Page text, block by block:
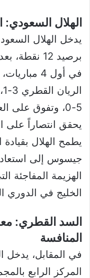
الهلال
يدخل الهلال
في أول 4
يطمح الهلال
جيسوس إلى
الهزيمة المفاجئة
الخليج في الدوري
السد القطري:
المنافسة
في المقابل، يدخل